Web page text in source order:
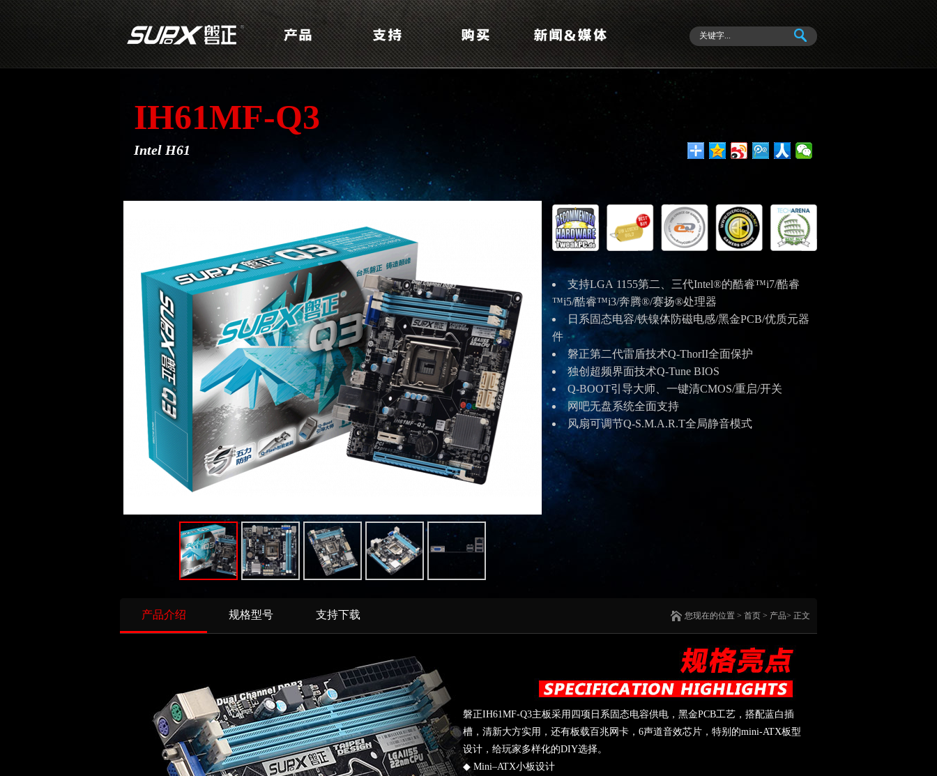
IH61MF-Q3
Intel H61
支持LGA 1155第二、三代Intel®的酷睿™i7/酷睿
™i5/酷睿™i3/奔腾®/赛扬®处理器
日系固态电容/铁镍体防磁电感/黑金PCB/优质元器
件
磐正第二代雷盾技术Q-ThorII全面保护
独创超频界面技术Q-Tune BIOS
Q-BOOT引导大师、一键清CMOS/重启/开关
网吧无盘系统全面支持
风扇可调节Q-S.M.A.R.T全局静音模式
您现在的位置 > 首页 > 产品> 正文
产品介绍 规格型号 支持下载
磐正IH61MF-Q3主板采用四项日系固态电容供电，黑金PCB工艺，搭配蓝白插
槽，清新大方实用，还有板载百兆网卡，6声道音效芯片，特别的mini-ATX板型
设计，给玩家多样化的DIY选择。
◆ Mini–ATX小板设计